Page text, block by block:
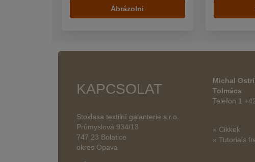
Ábrázolni
KAPCSOLAT
Stoklasa textilní galanterie s.r.o.
Průmyslová 934/13
747 23 Bolatice
okres Opava
Michal
Tolmács
Telefon 1
» Cikkek
» Tutorials